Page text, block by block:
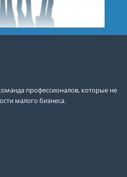
профессионалов, которые не
малого бизнеса.